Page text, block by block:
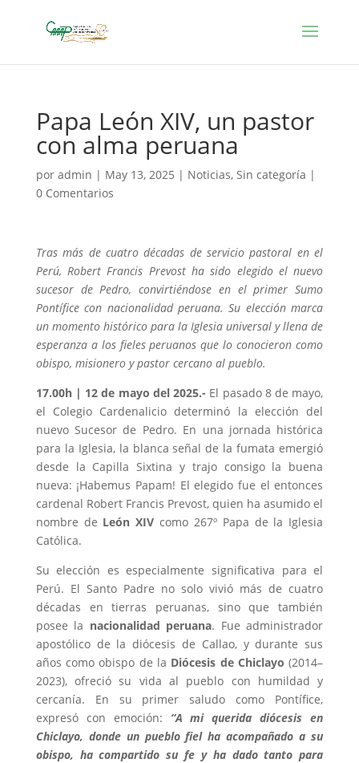
Papa León XIV, un pastor
con alma peruana
por admin | May 13, 2025 | Noticias, Sin categoría |
0 Comentarios
Tras más de cuatro décadas de servicio pastoral en el
Perú, Robert Francis Prevost ha sido elegido el nuevo
sucesor de Pedro, convirtiéndose en el primer Sumo
Pontífice con nacionalidad peruana. Su elección marca
un momento histórico para la Iglesia universal y llena de
esperanza a los fieles peruanos que lo conocieron como
obispo, misionero y pastor cercano al pueblo.
17.00h | 12 de mayo del 2025.- El pasado 8 de mayo,
el Colegio Cardenalicio determinó la elección del
nuevo Sucesor de Pedro. En una jornada histórica
para la Iglesia, la blanca señal de la fumata emergió
desde la Capilla Sixtina y trajo consigo la buena
nueva: ¡Habemus Papam! El elegido fue el entonces
cardenal Robert Francis Prevost, quien ha asumido el
nombre de León XIV como 267º Papa de la Iglesia
Católica.
Su elección es especialmente significativa para el
Perú. El Santo Padre no solo vivió más de cuatro
décadas en tierras peruanas, sino que también
posee la nacionalidad peruana. Fue administrador
apostólico de la diócesis de Callao, y durante sus
años como obispo de la Diócesis de Chiclayo(2014–
2023), ofreció su vida al pueblo con humildad y
cercanía. En su primer saludo como Pontífice,
expresó con emoción: “A mi querida diócesis en
Chiclayo, donde un pueblo fiel ha acompañado a su
obispo, ha compartido su fe y ha dado tanto para